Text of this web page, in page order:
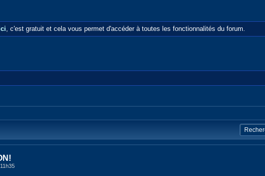
, c'est gratuit et cela vous permet d'accéder à toutes les fonctionnalités du forum.